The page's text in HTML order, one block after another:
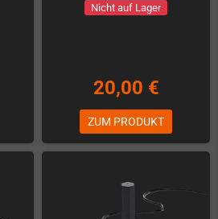
Nicht auf Lager
20,00 €
ZUM PRODUKT